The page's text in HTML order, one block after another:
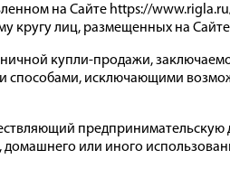
на Сайте https://
кругу лиц, размещенных на
купли-продажи,
исключающими
предпринимательскую
или иного